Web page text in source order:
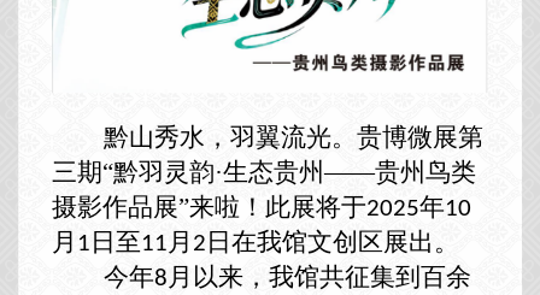
黔山秀水，羽翼流光。贵博微展第
三期“黔羽灵韵·生态贵州——贵州鸟类
摄影作品展”来啦 ！ 此展将于2025年10
月 1 日至11月 2 日在我馆文创区展出。
今年8月 以来， 我馆共征集到百余